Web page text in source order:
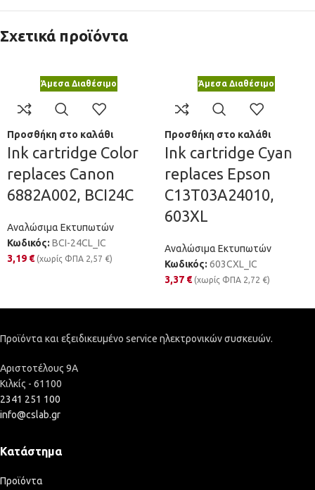
Σχετικά προϊόντα
Άμεσα Διαθέσιμο
Προσθήκη στο καλάθι
Ink cartridge Color
replaces Canon
6882A002, BCI24C
Αναλώσιμα Εκτυπωτών
Κωδικός: BCI-24CL_IC
3,19 € (χωρίς ΦΠΑ 2,57 €)
Άμεσα Διαθέσιμο
Προσθήκη στο καλάθι
Ink cartridge Cyan
replaces Epson
C13T03A24010,
603XL
Αναλώσιμα Εκτυπωτών
Κωδικός: 603CXL_IC
3,37 € (χωρίς ΦΠΑ 2,72 €)
Προϊόντα και εξειδικευμένο service ηλεκτρονικών συσκευών.
Αριστοτέλους 9Α
Κιλκίς - 61100
2341 251 100
info@cslab.gr
Κατάστημα
Προϊόντα